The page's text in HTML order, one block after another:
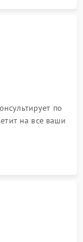
по
на все ваши